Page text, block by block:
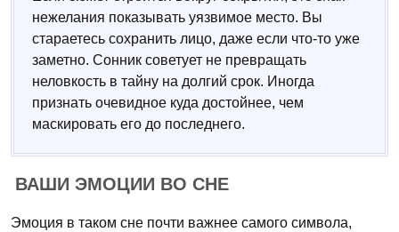
нежелания показывать уязвимое место. Вы
стараетесь сохранить лицо, даже если что-то уже
заметно. Сонник советует не превращать
неловкость в тайну на долгий срок. Иногда
признать очевидное куда достойнее, чем
маскировать его до последнего.
ВАШИ ЭМОЦИИ ВО СНЕ
Эмоция в таком сне почти важнее самого символа,